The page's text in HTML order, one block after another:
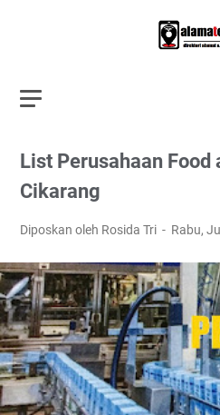
List Perusahaan Food
Cikarang
Diposkan oleh Rosida Tri Rabu,